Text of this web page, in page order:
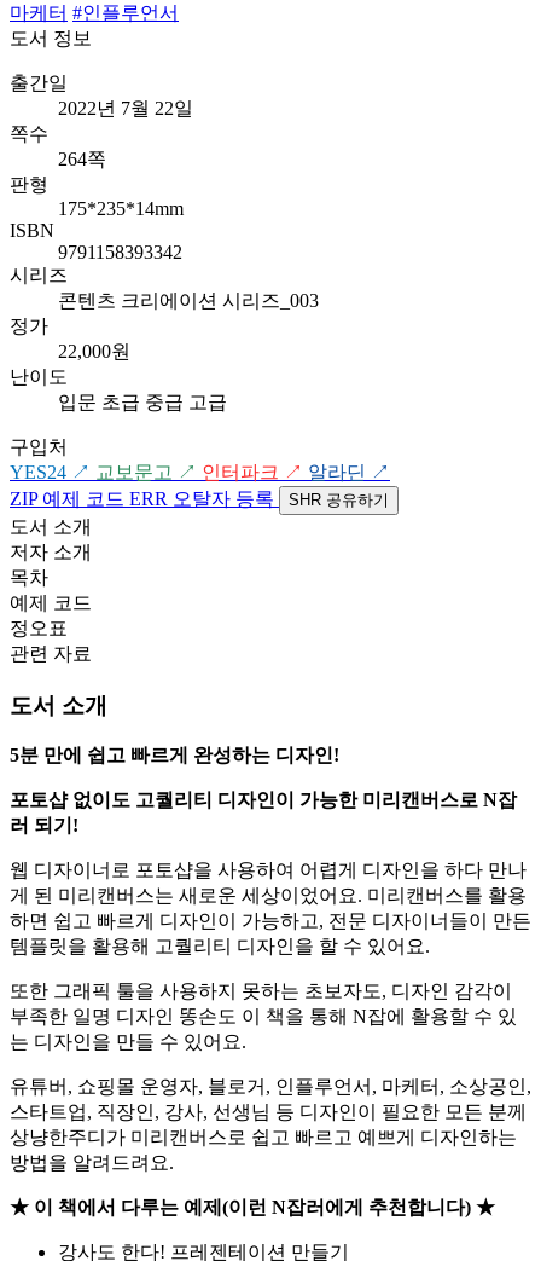
마케터 #인플루언서
도서 정보
출간일
2022년 7월 22일
쪽수
264쪽
판형
175*235*14mm
ISBN
9791158393342
시리즈
콘텐츠 크리에이션 시리즈_003
정가
22,000원
난이도
입문 초급 중급 고급
구입처
YES24 ↗ 교보문고 ↗ 인터파크 ↗ 알라딘 ↗
ZIP예제 코드 ERR 오탈자 등록 SHR 공유하기
도서 소개
저자 소개
목차
예제 코드
정오표
관련 자료
도서 소개
5분 만에 쉽고 빠르게 완성하는 디자인!
포토샵 없이도 고퀄리티 디자인이 가능한 미리캔버스로 N잡
러 되기!
웹 디자이너로 포토샵을 사용하여 어렵게 디자인을 하다 만나
게 된 미리캔버스는 새로운 세상이었어요. 미리캔버스를 활용
하면 쉽고 빠르게 디자인이 가능하고, 전문 디자이너들이 만든
템플릿을 활용해 고퀄리티 디자인을 할 수 있어요.
또한 그래픽 툴을 사용하지 못하는 초보자도, 디자인 감각이
부족한 일명 디자인 똥손도 이 책을 통해 N잡에 활용할 수 있
는 디자인을 만들 수 있어요.
유튜버, 쇼핑몰 운영자, 블로거, 인플루언서, 마케터, 소상공인,
스타트업, 직장인, 강사, 선생님 등 디자인이 필요한 모든 분께
상냥한주디가 미리캔버스로 쉽고 빠르고 예쁘게 디자인하는
방법을 알려드려요.
★ 이 책에서 다루는 예제(이런 N잡러에게 추천합니다) ★
강사도 한다! 프레젠테이션 만들기